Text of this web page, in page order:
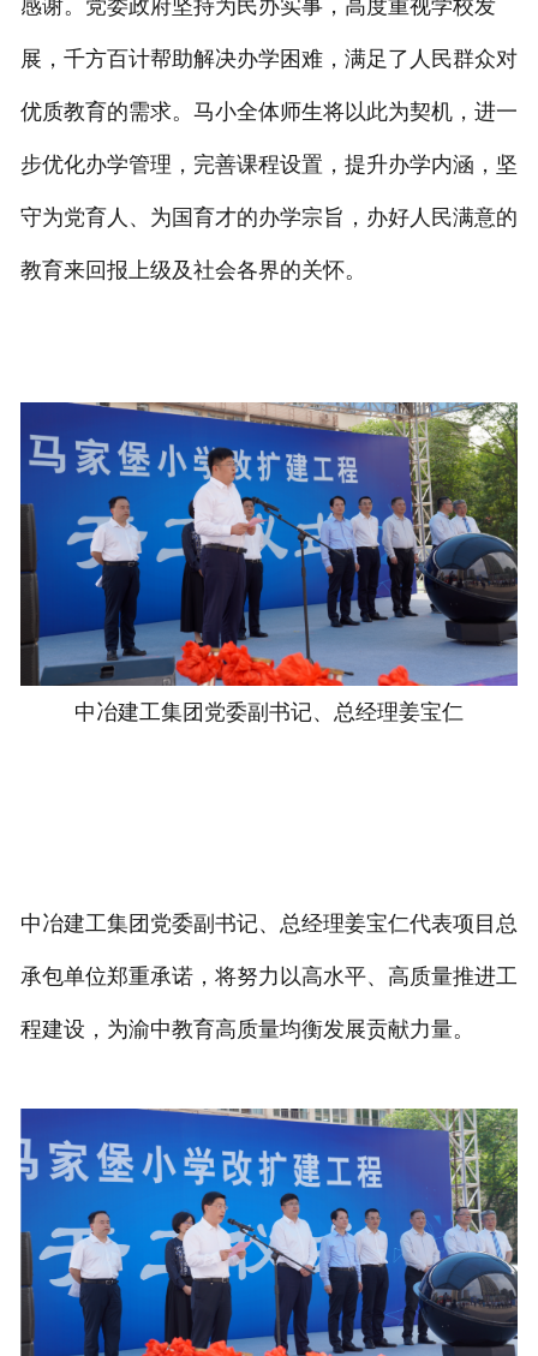
感谢。党委政府坚持为民办实事，高度重视学校发
展，千方百计帮助解决办学困难，满足了人民群众对
优质教育的需求。马小全体师生将以此为契机，进一
步优化办学管理，完善课程设置，提升办学内涵，坚
守为党育人、为国育才的办学宗旨，办好人民满意的
教育来回报上级及社会各界的关怀。
中冶建工集团党委副书记、总经理姜宝仁
中冶建工集团党委副书记、总经理姜宝仁代表项目总
承包单位郑重承诺，将努力以高水平、高质量推进工
程建设，为渝中教育高质量均衡发展贡献力量。